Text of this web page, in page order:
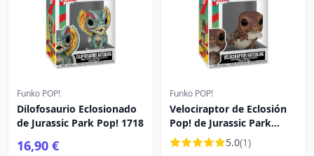
Funko POP!
Dilofosaurio Eclosionado
de Jurassic Park Pop! 1718
16,90 €
Funko POP!
Velociraptor de Eclosión
Pop! de Jurassic Park
(1717)
5.0(1)